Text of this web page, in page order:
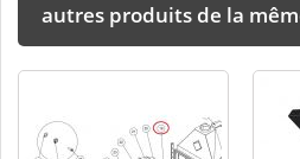
autres produits de la